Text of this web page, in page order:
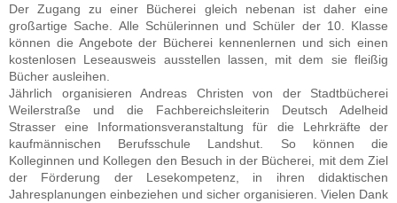
Der Zugang zu einer Bücherei gleich nebenan ist daher eine
großartige Sache. Alle Schülerinnen und Schüler der 10. Klasse
können die Angebote der Bücherei kennenlernen und sich einen
kostenlosen Leseausweis ausstellen lassen, mit dem sie fleißig
Bücher ausleihen.
Jährlich organisieren Andreas Christen von der Stadtbücherei
Weilerstraße und die Fachbereichsleiterin Deutsch Adelheid
Strasser eine Informationsveranstaltung für die Lehrkräfte der
kaufmännischen Berufsschule Landshut. So können die
Kolleginnen und Kollegen den Besuch in der Bücherei, mit dem Ziel
der Förderung der Lesekompetenz, in ihren didaktischen
Jahresplanungen einbeziehen und sicher organisieren. Vielen Dank